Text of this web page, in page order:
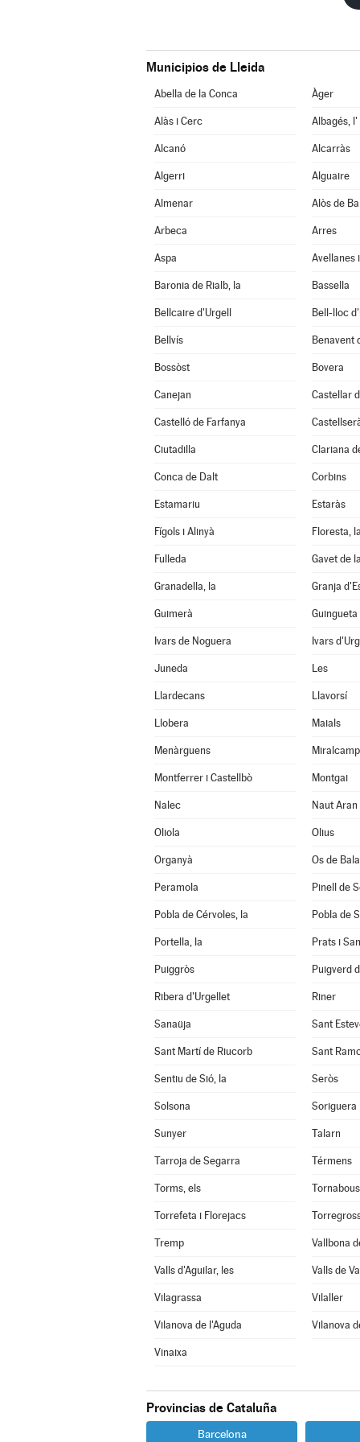
Municipios de Lleida
Abella de la Conca Àger
Alàs i Cerc Albagés, l'
Alcanó Alcarràs
Algerri Alguaire
Almenar Alòs de
Arbeca Arres
Aspa Avellanes
Baronia de Rialb, la Bassella
Bellcaire d'Urgell Bell-lloc
Bellvís Benavent
Bossòst Bovera
Canejan Castellar
Castelló de Farfanya
Ciutadilla Clariana
Conca de Dalt Corbins
Estamariu Estaràs
Fígols i Alinyà Floresta, la
Fulleda Gavet de
Granadella, la Granja
Guimerà Guingueta
Ivars de Noguera Ivars
Juneda Les
Llardecans Llavorsí
Llobera Maials
Menàrguens Miralcamp
Montferrer i Castellbò Montgai
Nalec Naut Aran
Oliola Olius
Organyà Os de
Peramola Pinell de
Pobla de Cérvoles, la Pobla de
Portella, la Prats i
Puiggròs Puigverd
Ribera d'Urgellet Riner
Sanaüja Sant
Sant Martí de Riucorb Sant
Sentiu de Sió, la Seròs
Solsona Soriguera
Sunyer Talarn
Tarroja de Segarra Térmens
Torms, els Tornabous
Torrefeta i Florejacs
Tremp Vallbona
Valls d'Aguilar, les Valls de
Vilagrassa Vilaller
Vilanova de l'Aguda Vilanova
Vinaixa
Provincias de Cataluña
Barcelona